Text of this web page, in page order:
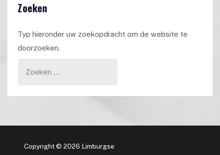
Zoeken
Typ hieronder uw zoekopdracht om de website te
doorzoeken.
Copyright © 2026 Limburgse